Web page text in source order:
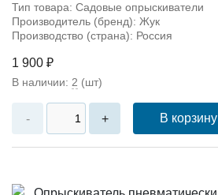
Тип товара: Садовые опрыскиватели
Производитель (бренд): Жук
Производство (страна): Россия
1 900 ₽
В наличии: 2 (шт)
- + В корзину